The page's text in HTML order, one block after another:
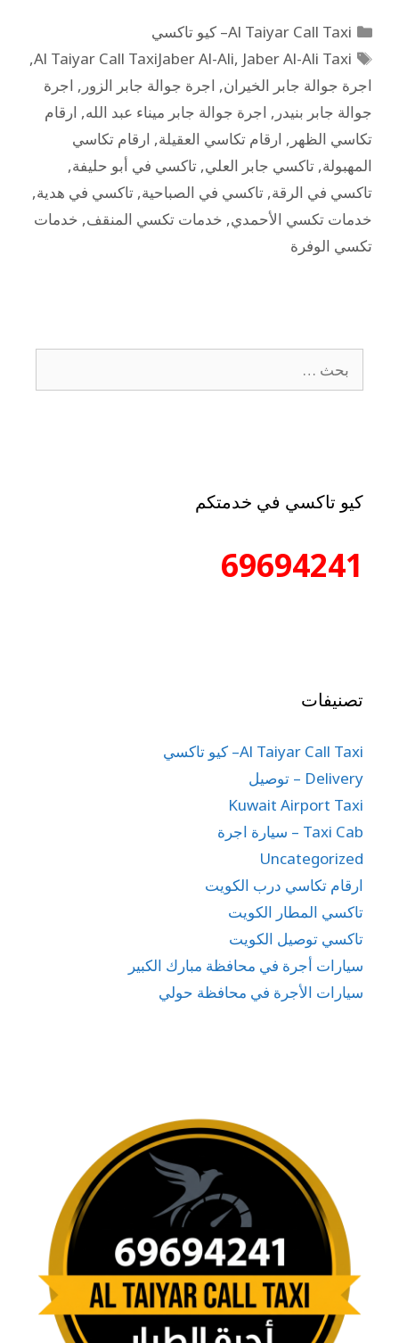
Al Taiyar Call Taxi– كيو تاكسي
Al Taiyar Call TaxiJaber Al-Ali, Jaber Al-Ali Taxi
,
اجرة جوالة جابر الخيران, اجرة جوالة جابر الزور , اجرة
جوالة جابر بنيدر , اجرة جوالة جابر ميناء عبد الله, ارقام
تكاسي الظهر , ارقام تكاسي العقيلة, ارقام تكاسي
المهبولة, تاكسي جابر العلي, تاكسي في أبو حليفة,
تاكسي في الرقة, تاكسي في الصباحية, تاكسي في هدية,
خدمات تكسي الأحمدي, خدمات تكسي المنقف, خدمات
تكسي الوفرة
كيو تاكسي في خدمتكم
69694241
تصنيفات
Al Taiyar Call Taxi– كيو تاكسي
Delivery – توصيل
Kuwait Airport Taxi
Taxi Cab – سيارة اجرة
Uncategorized
ارقام تكاسي درب الكويت
تاكسي المطار الكويت
تاكسي توصيل الكويت
سيارات أجرة في محافظة مبارك الكبير
سيارات الأجرة في محافظة حولي